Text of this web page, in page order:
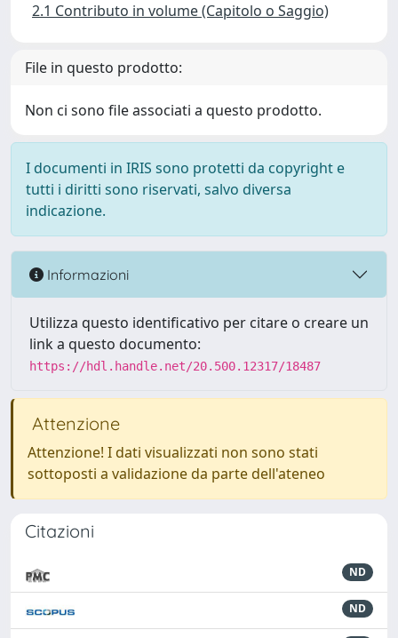
2.1 Contributo in volume (Capitolo o Saggio)
File in questo prodotto:
Non ci sono file associati a questo prodotto.
I documenti in IRIS sono protetti da copyright e
tutti i diritti sono riservati, salvo diversa
indicazione.
Informazioni
Utilizza questo identificativo per citare o creare un
link a questo documento:
https://hdl.handle.net/20.500.12317/18487
Attenzione
Attenzione! I dati visualizzati non sono stati
sottoposti a validazione da parte dell'ateneo
Citazioni
ND
ND